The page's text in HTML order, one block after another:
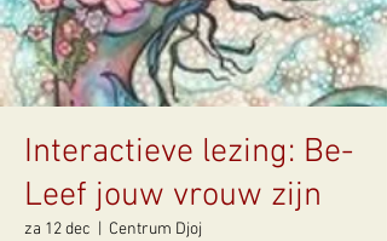
Interactieve lezing: Be-
Leef jouw vrouw zijn
za 12 dec Centrum Djoj